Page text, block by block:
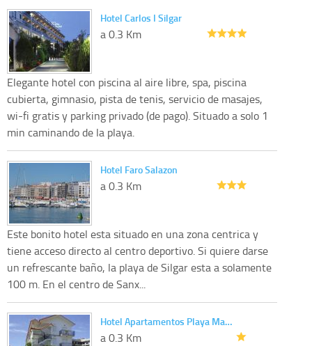
Hotel Carlos I Silgar
a 0.3 Km
Elegante hotel con piscina al aire libre, spa, piscina
cubierta, gimnasio, pista de tenis, servicio de masajes,
wi-fi gratis y parking privado (de pago). Situado a solo 1
min caminando de la playa.
Hotel Faro Salazon
a 0.3 Km
Este bonito hotel esta situado en una zona centrica y
tiene acceso directo al centro deportivo. Si quiere darse
un refrescante baño, la playa de Silgar esta a solamente
100 m. En el centro de Sanx...
Hotel Apartamentos Playa Ma…
a 0.3 Km